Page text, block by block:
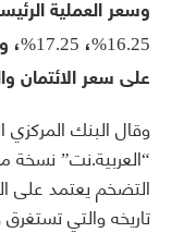
وسعر العملية
على سعر الائتمان
وقال البنك
“العربية.نت” نسخة
التضخم يعتمد على
تاريخه والتي